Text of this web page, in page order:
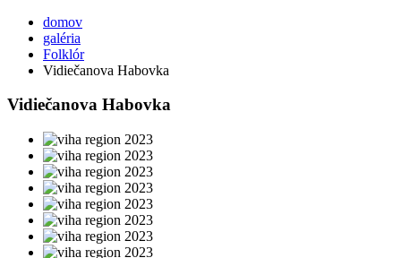
domov
galéria
Folklór
Vidiečanova Habovka
Vidiečanova Habovka